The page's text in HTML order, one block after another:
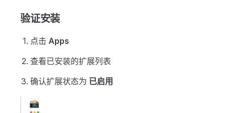
验证安装
点击 Apps
查看已安装的扩展列表
确认扩展状态为 已启用
📸